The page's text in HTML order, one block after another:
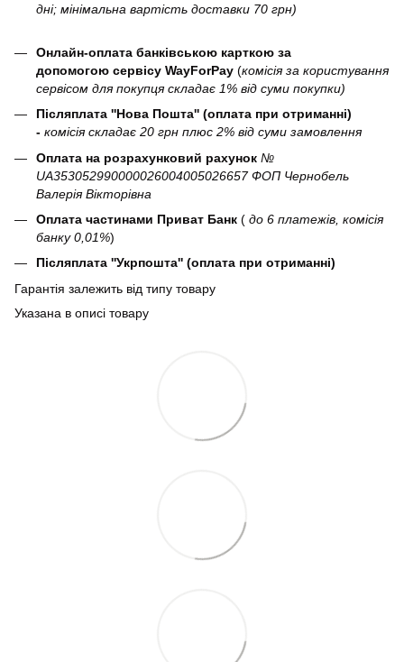
дні; мінімальна вартість доставки 70 грн)
Онлайн-оплата банківською карткою за
допомогою сервісу WayForPay (комісія за користування
сервісом для покупця складає 1% від суми покупки)
Післяплата ''Нова Пошта'' (оплата при отриманні)
- комісія складає 20 грн плюс 2% від суми замовлення
Оплата на розрахунковий рахунок №
UA353052990000026004005026657 ФОП Чернобель
Валерія Вікторівна
Оплата частинами Приват Банк ( до 6 платежів, комісія
банку 0,01%)
Післяплата ''Укрпошта'' (оплата при отриманні)
Гарантія залежить від типу товару
Указана в описі товару